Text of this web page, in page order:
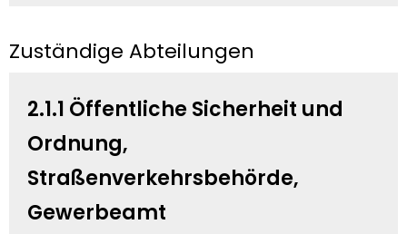
Zuständige Abteilungen
2.1.1 Öffentliche Sicherheit und
Ordnung,
Straßenverkehrsbehörde,
Gewerbeamt